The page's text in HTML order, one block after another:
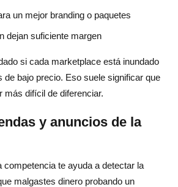
un mejor branding o paquetes
dejan suficiente margen
si cada marketplace está inundado
de bajo precio. Eso suele significar que
más difícil de diferenciar.
y anuncios de la
competencia te ayuda a detectar la
malgastes dinero probando un